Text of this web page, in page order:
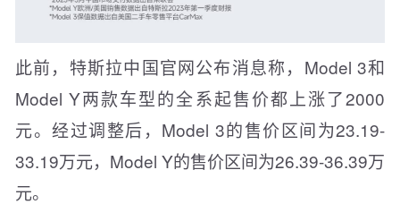
此前，特斯拉中国官网公布消息称，Model 3和
Model Y两款车型的全系起售价都上涨了2000
元。经过调整后，Model 3的售价区间为23.19-
33.19万元，Model Y的售价区间为26.39-36.39万
元。